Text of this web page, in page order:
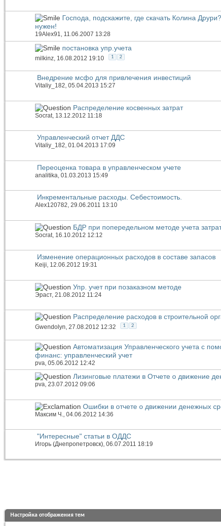
Господа, подскажите, где скачать Колина
нужен!
19Alex91, 11.06.2007 13:28
постановка упр.учета
milkinz, 16.08.2012 19:10 1 2
Внедрение мсфо для привлечения инвестиций
Vitaliy_182, 05.04.2013 15:27
Распределение косвенных затрат
Socrat, 13.12.2012 11:18
Управленческий отчет ДДС
Vitaliy_182, 01.04.2013 17:09
Переоценка товара в управленческом учете
analitika , 01.03.2013 15:49
Инкрементальные расходы. Себестоимость.
Alex120782, 29.06.2011 13:10
БДР при попередельном методе учета
Socrat , 16.10.2012 12:12
Изменение операционных расходов в составе запасов
Keiji, 12.06.2012 19:31
Упр. учет при позаказном методе
Эраст, 21.08.2012 11:24
Распределение расходов в строительной
Gwendolyn, 27.08.2012 12:32 1 2
Автоматизация Управленческого учета с
финанс: управленческий учет
pva , 05.06.2012 12:42
Лизинговые платежи в Отчете о движение
pva, 23.07.2012 09:06
Ошибки в отчете о движении денежных
Максим Ч. , 04.06.2012 14:36
"Интересные" статьи в ОДДС
Игорь (Днепропетровск), 06.07.2011 18:19
Настройка отображения тем